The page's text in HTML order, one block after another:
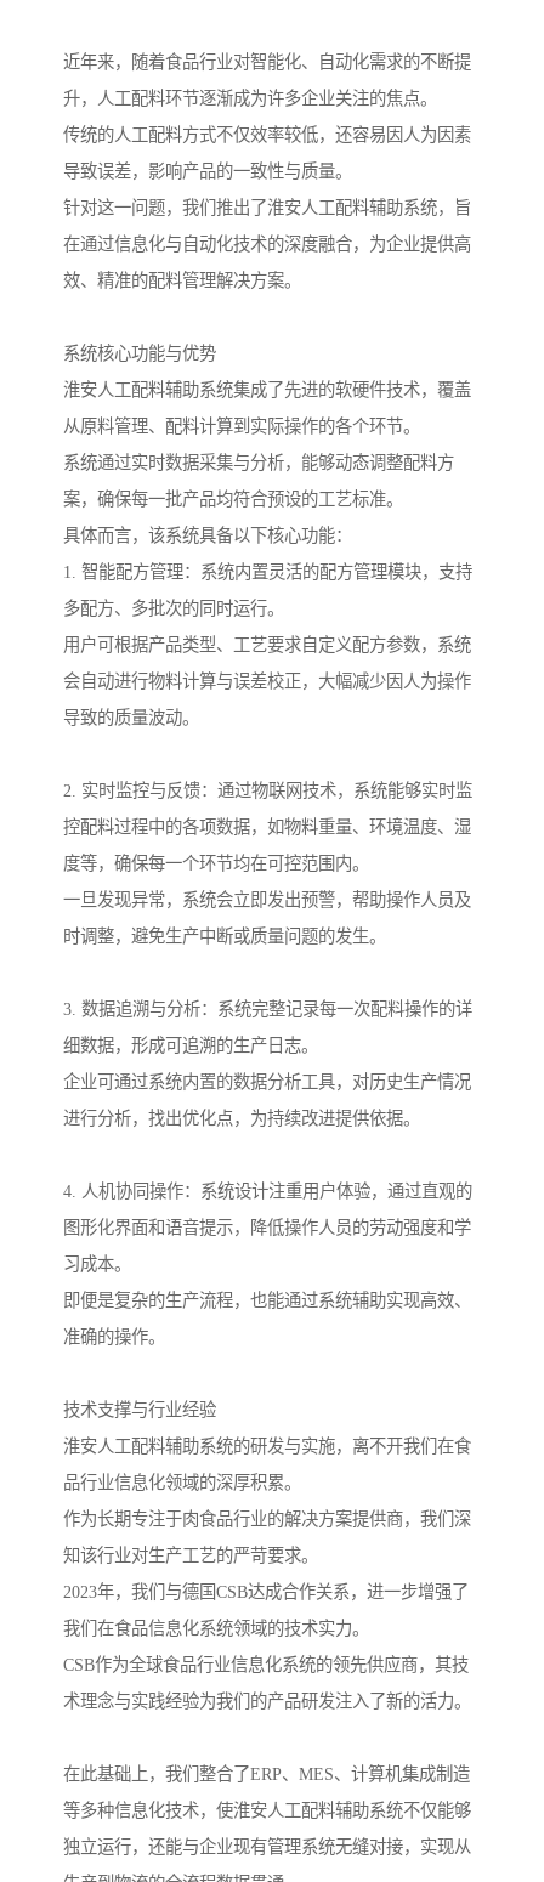
近年来，随着食品行业对智能化、自动化需求的不断提
升，人工配料环节逐渐成为许多企业关注的焦点。
传统的人工配料方式不仅效率较低，还容易因人为因素
导致误差，影响产品的一致性与质量。
针对这一问题，我们推出了淮安人工配料辅助系统，旨
在通过信息化与自动化技术的深度融合，为企业提供高
效、精准的配料管理解决方案。
系统核心功能与优势
淮安人工配料辅助系统集成了先进的软硬件技术，覆盖
从原料管理、配料计算到实际操作的各个环节。
系统通过实时数据采集与分析，能够动态调整配料方
案，确保每一批产品均符合预设的工艺标准。
具体而言，该系统具备以下核心功能：
1. 智能配方管理：系统内置灵活的配方管理模块，支持
多配方、多批次的同时运行。
用户可根据产品类型、工艺要求自定义配方参数，系统
会自动进行物料计算与误差校正，大幅减少因人为操作
导致的质量波动。
2. 实时监控与反馈：通过物联网技术，系统能够实时监
控配料过程中的各项数据，如物料重量、环境温度、湿
度等，确保每一个环节均在可控范围内。
一旦发现异常，系统会立即发出预警，帮助操作人员及
时调整，避免生产中断或质量问题的发生。
3. 数据追溯与分析：系统完整记录每一次配料操作的详
细数据，形成可追溯的生产日志。
企业可通过系统内置的数据分析工具，对历史生产情况
进行分析，找出优化点，为持续改进提供依据。
4. 人机协同操作：系统设计注重用户体验，通过直观的
图形化界面和语音提示，降低操作人员的劳动强度和学
习成本。
即便是复杂的生产流程，也能通过系统辅助实现高效、
准确的操作。
技术支撑与行业经验
淮安人工配料辅助系统的研发与实施，离不开我们在食
品行业信息化领域的深厚积累。
作为长期专注于肉食品行业的解决方案提供商，我们深
知该行业对生产工艺的严苛要求。
2023年，我们与德国CSB达成合作关系，进一步增强了
我们在食品信息化系统领域的技术实力。
CSB作为全球食品行业信息化系统的领先供应商，其技
术理念与实践经验为我们的产品研发注入了新的活力。
在此基础上，我们整合了ERP、MES、计算机集成制造
等多种信息化技术，使淮安人工配料辅助系统不仅能够
独立运行，还能与企业现有管理系统无缝对接，实现从